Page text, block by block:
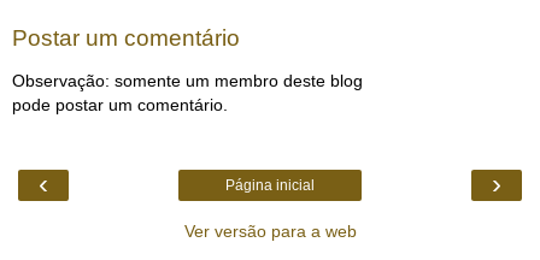
Postar um comentário
Observação: somente um membro deste blog
pode postar um comentário.
‹ ›
Página inicial
Ver versão para a web